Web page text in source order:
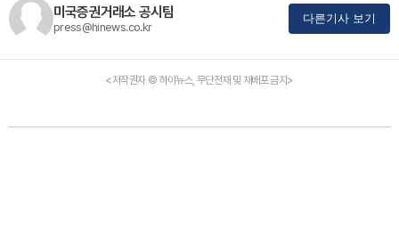
미국증권거래소 공시팀
press@hinews.co.kr
다른기사 보기
<저작권자 © 하이뉴스, 무단전재 및 재배포 금지>